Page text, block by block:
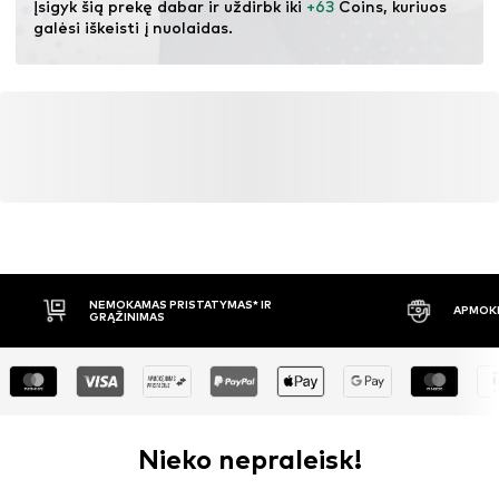
Įsigyk šią prekę dabar ir uždirbk iki +63 Coins, kuriuos
galėsi iškeisti į nuolaidas.
NEMOKAMAS PRISTATYMAS* IR
GRĄŽINIMAS
Nieko nepraleisk!